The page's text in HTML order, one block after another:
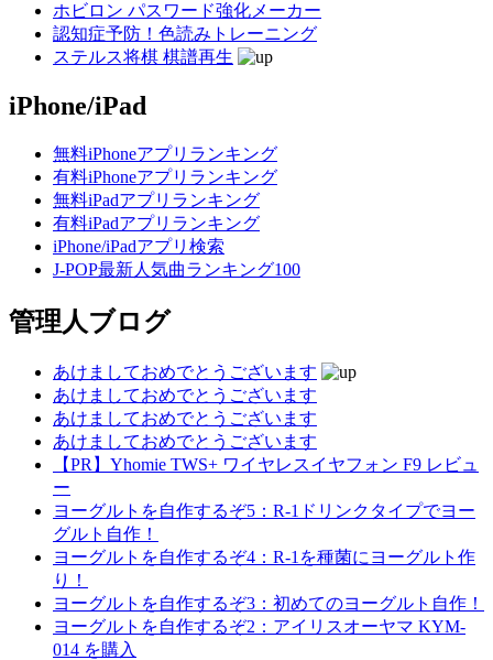
ホビロン パスワード強化メーカー
認知症予防！色読みトレーニング
ステルス将棋 棋譜再生
iPhone/iPad
無料iPhoneアプリランキング
有料iPhoneアプリランキング
無料iPadアプリランキング
有料iPadアプリランキング
iPhone/iPadアプリ検索
J-POP最新人気曲ランキング100
管理人ブログ
あけましておめでとうございます
あけましておめでとうございます
あけましておめでとうございます
あけましておめでとうございます
【PR】Yhomie TWS+ ワイヤレスイヤフォン F9 レビュ
ー
ヨーグルトを自作するぞ5：R-1ドリンクタイプでヨー
グルト自作！
ヨーグルトを自作するぞ4：R-1を種菌にヨーグルト作
り！
ヨーグルトを自作するぞ3：初めてのヨーグルト自作！
ヨーグルトを自作するぞ2：アイリスオーヤマ KYM-
014 を購入